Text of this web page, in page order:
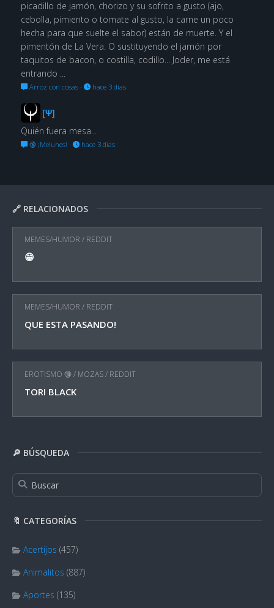
🔗 RELACIONADOS
MEMES/HUMOR / REDDIT
😁
MEMES/HUMOR / REDDIT
QUE ESTA PASANDO!
EROTISMO 🔞/ MOZAS/ REDDIT
TORI BLACK
🔎 BÚSQUEDA
🔖 CATEGORÍAS
Acertijos (457)
Animalitos (887)
Aportes (135)
picadillo de jamón, chorizo y su sofrito a gusto (ajo,
cebolla, pimiento o tomate al gusto, la carne un poco
hecha para que suelte el sabor) están de muerte. Y el
pimentón de La Vera. O sustituyendo el jamón por
taquitos de bacon, o costilla, codillo... Joder, me está
entrando ...
Arroz con cosas· hace 3 días
[Ψ]
Quién fuera mesa...
🔞 ¡Melunes! · hace 3 días